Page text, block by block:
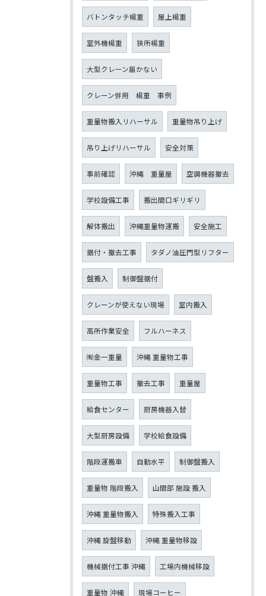
バトンタッチ楊重 屋上楊重
室外機楊重 狭所楊重
大型クレーン届かない
クレーン併用 楊重 事例
重量物搬入リハーサル 重量物吊り上げ
吊り上げリハーサル 安全対策
事前確認 沖縄 重量屋 空調機器撤去
学校設備工事 搬出間口ギリギリ
解体搬出 沖縄重量物運搬 安全施工
据付・撤去工事 タダノ油圧門型リフター
盤搬入 制御盤据付
クレーンが使えない現場 室内搬入
高所作業安全 フルハーネス
㈲金一重量 沖縄 重量物工事
重量物工事 撤去工事 重量屋
給食センター 厨房機器入替
大型厨房設備 学校給食設備
階段運搬車 自動水平 制御盤搬入
重量物 階段搬入 山間部 施設 搬入
沖縄 重量物搬入 特殊搬入工事
沖縄 旋盤移動 沖縄 重量物移設
機械据付工事 沖縄 工場内機械移設
重量物 沖縄 現場コーヒー